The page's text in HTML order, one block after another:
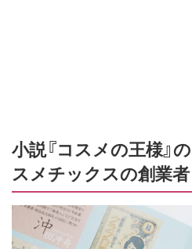
小説『コスメの王様』
スメチックスの創業者